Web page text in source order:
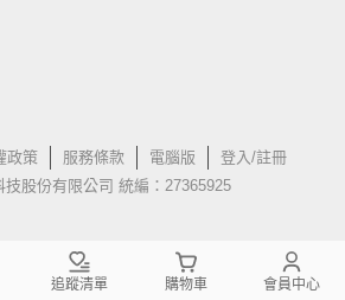
政策 服務條款 電腦版
登入/註冊
技股份有限公司 統編：27365925
追蹤清單 購物車 會員中心